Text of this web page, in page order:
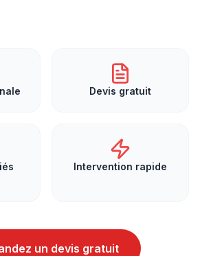
Devis gratuit
Intervention rapide
un devis gratuit